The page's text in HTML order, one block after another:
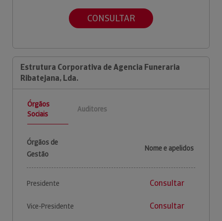
CONSULTAR
Estrutura Corporativa de Agencia Funeraria
Ribatejana, Lda.
Órgãos
Sociais
Auditores
Órgãos de
Gestão
Nome e apelidos
Presidente Consultar
Vice-Presidente Consultar